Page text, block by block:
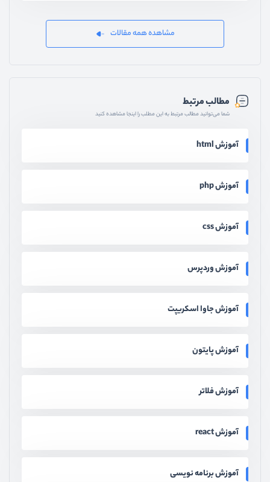
مشاهده همه مقالات
مطالب مرتبط
شما می‌توانید مطالب مرتبط به این مطلب را اینجا مشاهده کنید
آموزش html
آموزش php
آموزش css
آموزش وردپرس
آموزش جاوا اسکریپت
آموزش پایتون
آموزش فلاتر
آموزش react
آموزش برنامه نویسی